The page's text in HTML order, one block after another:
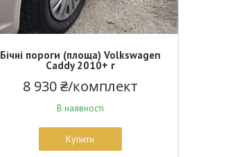
Бічні пороги (площа) Volkswagen
Caddy 2010+ г
8 930 ₴/комплект
В наявності
Купити